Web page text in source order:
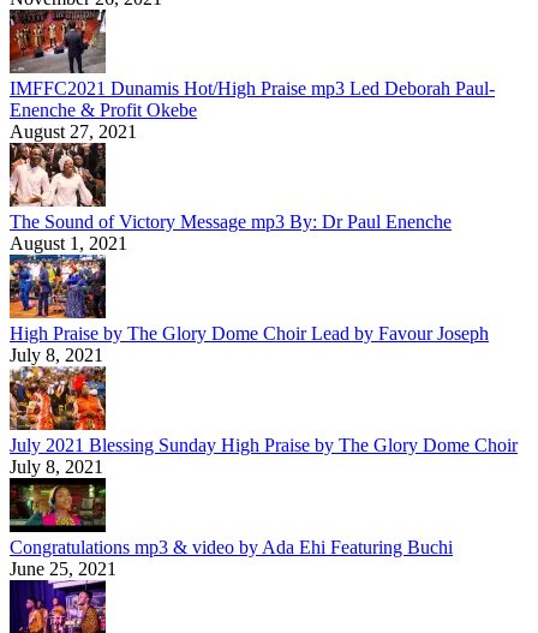
IMFFC2021 Dunamis Hot/High Praise mp3 Led Deborah Paul-
Enenche & Profit Okebe
August 27, 2021
The Sound of Victory Message mp3 By: Dr Paul Enenche
August 1, 2021
High Praise by The Glory Dome Choir Lead by Favour Joseph
July 8, 2021
July 2021 Blessing Sunday High Praise by The Glory Dome Choir
July 8, 2021
Congratulations mp3 & video by Ada Ehi Featuring Buchi
June 25, 2021